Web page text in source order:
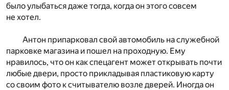
было улыбаться даже тогда, когда он этого совсем
не хотел.
Антон припарковал свой автомобиль на служебной
парковке магазина и пошел на проходную. Ему
нравилось, что он как спецагент может открывать почти
любые двери, просто прикладывая пластиковую карту
со своим фото к считывателю возле дверей. Иногда он